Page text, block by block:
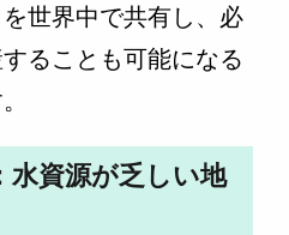
世界中で共有し、必
ることも可能になる
水資源が乏しい地